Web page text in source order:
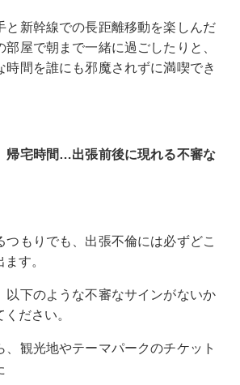
と新幹線での長距離移動を楽しんだ
部屋で朝まで一緒に過ごしたりと、
時間を誰にも邪魔されずに満喫でき
帰宅時間…出張前後に現れる不審な
つもりでも、出張不倫には必ずどこ
す。
以下のような不審なサインがないか
ださい。
、観光地やテーマパークのチケット